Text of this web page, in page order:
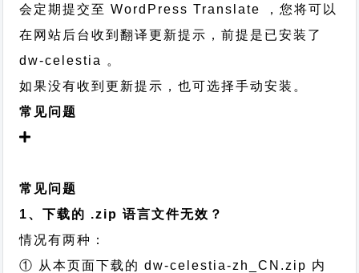
会定期提交至 WordPress Translate ，您将可以
在网站后台收到翻译更新提示，前提是已安装了
dw-celestia 。
如果没有收到更新提示，也可选择手动安装。
常见问题
常见问题
1、下载的 .zip 语言文件无效？
情况有两种：
① 从本页面下载的 dw-celestia-zh_CN.zip 内